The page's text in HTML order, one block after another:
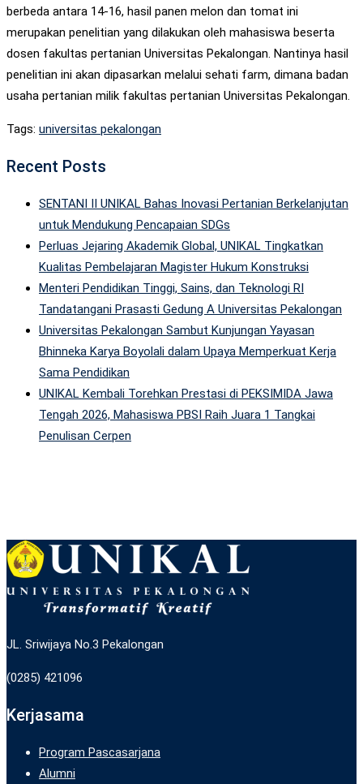
berbeda antara 14-16, hasil panen melon dan tomat ini
merupakan penelitian yang dilakukan oleh mahasiswa beserta
dosen fakultas pertanian Universitas Pekalongan. Nantinya hasil
penelitian ini akan dipasarkan melalui sehati farm, dimana badan
usaha pertanian milik fakultas pertanian Universitas Pekalongan.
Tags: universitas pekalongan
Recent Posts
SENTANI II UNIKAL Bahas Inovasi Pertanian Berkelanjutan
untuk Mendukung Pencapaian SDGs
Perluas Jejaring Akademik Global, UNIKAL Tingkatkan
Kualitas Pembelajaran Magister Hukum Konstruksi
Menteri Pendidikan Tinggi, Sains, dan Teknologi RI
Tandatangani Prasasti Gedung A Universitas Pekalongan
Universitas Pekalongan Sambut Kunjungan Yayasan
Bhinneka Karya Boyolali dalam Upaya Memperkuat Kerja
Sama Pendidikan
UNIKAL Kembali Torehkan Prestasi di PEKSIMIDA Jawa
Tengah 2026, Mahasiswa PBSI Raih Juara 1 Tangkai
Penulisan Cerpen
JL. Sriwijaya No.3 Pekalongan
(0285) 421096
Kerjasama
Program Pascasarjana
Alumni